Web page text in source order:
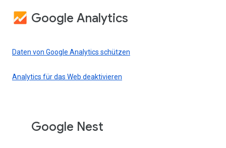
Google Analytics
Daten von Google Analytics schützen
Analytics für das Web deaktivieren
Google Nest